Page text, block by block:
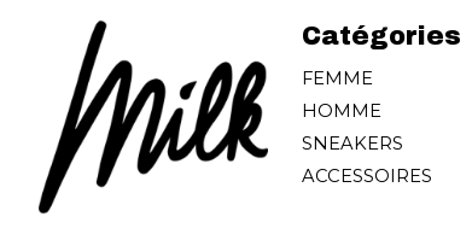
Catégories
FEMME
HOMME
SNEAKERS
ACCESSOIRES